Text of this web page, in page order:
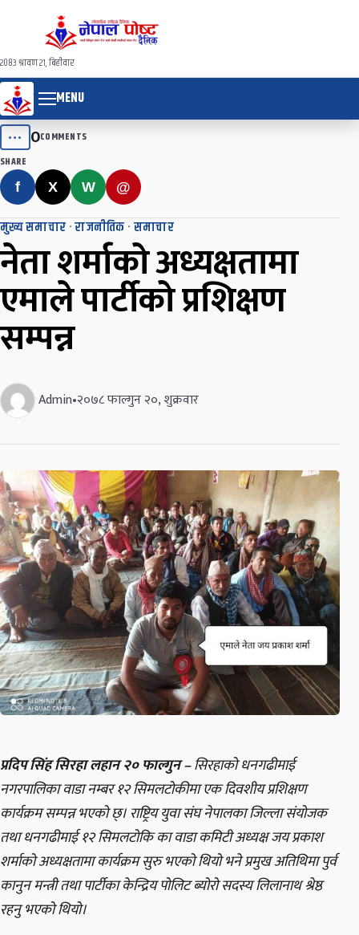
२०८३ श्रावण २१, बिहीवार
MENU
••• 0COMMENTS
SHARE
f X W @
मुख्य समाचार ·राजनीतिक · समाचार
नेता शर्माको अध्यक्षतामा
एमाले पार्टीको प्रशिक्षण
सम्पन्न
Admin•२०७८ फाल्गुन २०, शुक्रवार
प्रदिप सिंह सिरहा लहान २० फाल्गुन –सिरहाको धनगढीमाई
नगरपालिका वाडा नम्बर १२ सिमलटोकीमा एक दिवशीय प्रशिक्षण
कार्यक्रम सम्पन्न भएको छ्। राष्ट्रिय युवा संघ नेपालका जिल्ला संयोजक
तथा धनगढीमाई १२ सिमलटोकि का वाडा कमिटी अध्यक्ष जय प्रकाश
शर्माको अध्यक्षतामा कार्यक्रम सुरु भएको थियो भने प्रमुख अतिथिमा पुर्व
कानुन मन्त्री तथा पार्टीका केन्द्रिय पोलिट ब्योरो सदस्य लिलानाथ श्रेष्ठ
रहनु भएको थियो।